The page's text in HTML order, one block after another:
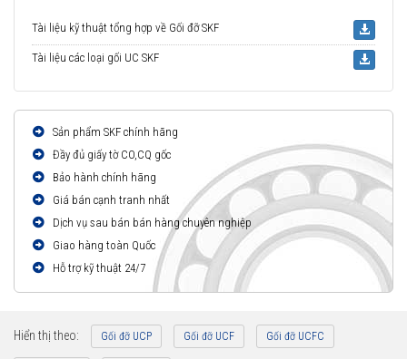
Tài liệu kỹ thuật tổng hợp về Gối đỡ SKF
Tài liệu các loại gối UC SKF
Sản phẩm SKF chính hãng
Đầy đủ giấy tờ CO,CQ gốc
Bảo hành chính hãng
Giá bán cạnh tranh nhất
Dịch vụ sau bán bán hàng chuyên nghiệp
Giao hàng toàn Quốc
Hỗ trợ kỹ thuật 24/7
Hiển thị theo: Gối đỡ UCP Gối đỡ UCF Gối đỡ UCFC